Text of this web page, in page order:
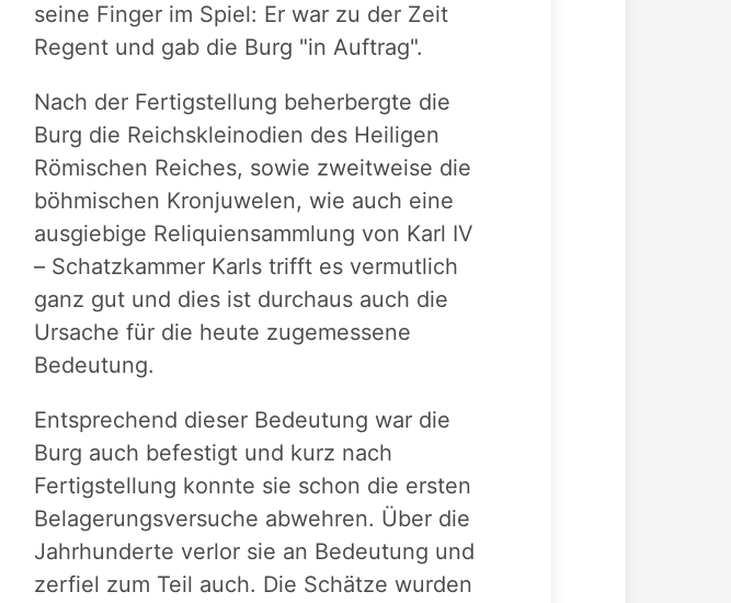
seine Finger im Spiel: Er war zu der Zeit
Regent und gab die Burg "in Auftrag".
Nach der Fertigstellung beherbergte die
Burg die Reichskleinodien des Heiligen
Römischen Reiches, sowie zweitweise die
böhmischen Kronjuwelen, wie auch eine
ausgiebige Reliquiensammlung von Karl IV
– Schatzkammer Karls trifft es vermutlich
ganz gut und dies ist durchaus auch die
Ursache für die heute zugemessene
Bedeutung.
Entsprechend dieser Bedeutung war die
Burg auch befestigt und kurz nach
Fertigstellung konnte sie schon die ersten
Belagerungsversuche abwehren. Über die
Jahrhunderte verlor sie an Bedeutung und
zerfiel zum Teil auch. Die Schätze wurden